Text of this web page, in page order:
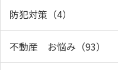
防犯対策（4）
不動産 お悩み（93）